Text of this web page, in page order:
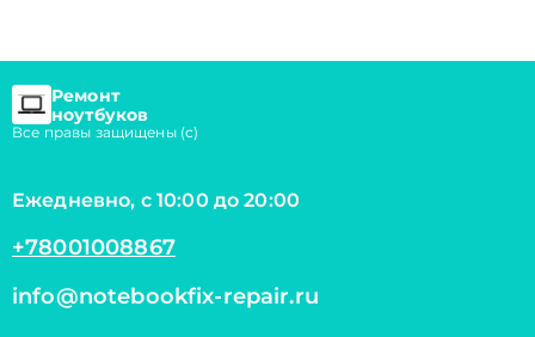
Ремонт
ноутбуков
Все правы защищены (с)
Ежедневно, с 10:00 до 20:00
+78001008867
info@notebookfix-repair.ru